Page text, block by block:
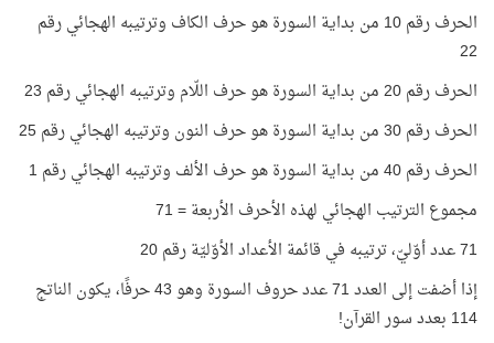
الحرف رقم 10 من بداية السورة هو حرف الكاف وترتيبه الهجائي رقم
22
الحرف رقم 20 من بداية السورة هو حرف اللّام وترتيبه الهجائي رقم 23
الحرف رقم 30 من بداية السورة هو حرف النون وترتيبه الهجائي رقم 25
الحرف رقم 40 من بداية السورة هو حرف الألف وترتيبه الهجائي رقم 1
مجموع الترتيب الهجائي لهذه الأحرف الأربعة = 71
71 عدد أوّليّ، ترتيبه في قائمة الأعداد الأوّليّة رقم 20
إذا أضفت إلى العدد 71 عدد حروف السورة وهو 43 حرفًا، يكون الناتج
114 بعدد سور القرآن!